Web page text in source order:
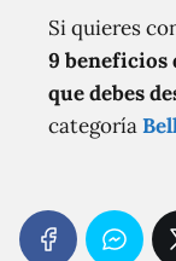
Si quieres
9 beneficios
que debes
categoría